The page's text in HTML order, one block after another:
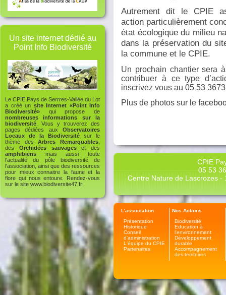
Un site internet dédié au
Point Info Biodiversité
Le CPIE Pays de Serrres-Vallée du Lot
a créé un site Internet «Point Info
Biodiversité» qui propose de
nombreuses informations sur la
biodiversité . Vous y trouverez des
pages dédiées aux Observatoires
Locaux de la Biodiversité sur le
thème desArbres Remarquables
des Orchidées sauvageset des
amphibiens mais aussi toute
l'actualité du pôle biodiversité de
l'association, ainsi que des ressources
pour mieux connaitre la faune et la
flore qui nous entoure. Rendez-vous
sur le site www.biodiversite47.fr
Autrement dit le CPIE
action particulièrement
état écologique du milieu
dans la préservation du
la commune et le CPIE.
Un prochain chantier sera
contribuer à ce type
inscrivez vous au 05 53
Plus de photos sur le
CPIE
05 53
Centre Nature de Lascrozes -
L'association
Présentation
Historique
Conseil
d'administration
L'équipe du CPIE
Partenaires
Nos Actions
Biodiversité
Education à
l'environnement
Développement
durable
Accompagnement
des territoires